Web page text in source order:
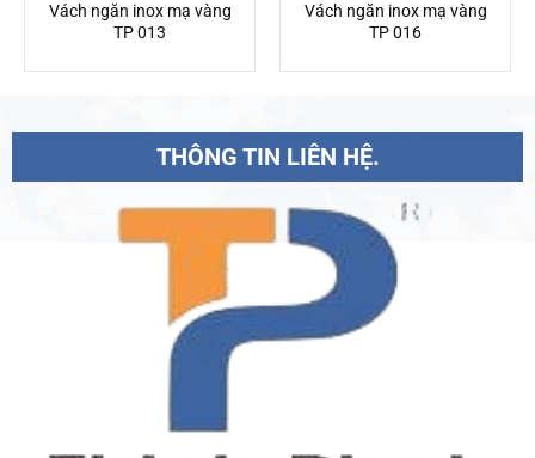
Vách ngăn inox mạ vàng
TP 013
Vách ngăn inox mạ vàng
TP 016
THÔNG TIN LIÊN HỆ.